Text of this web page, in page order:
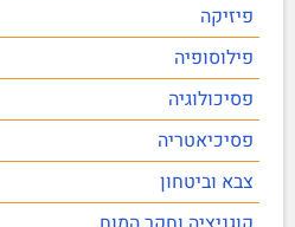
פיזיקה
פילוסופיה
פסיכולוגיה
פסיכיאטריה
צבא וביטחון